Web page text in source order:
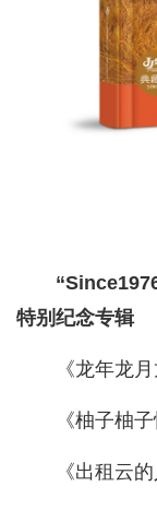
特别纪念专辑
《龙年龙
《柚子柚
《出租云